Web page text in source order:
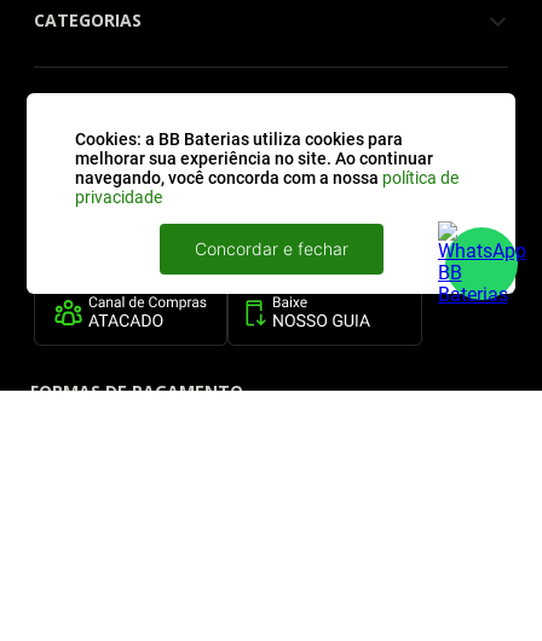
Cookies: a BB Baterias utiliza cookies para
melhorar sua experiência no site. Ao continuar
navegando, você concorda com a nossa política de
privacidade
Concordar e fechar
CATEGORIAS
QUEM SOMOS
FORMAS DE PAGAMENTO